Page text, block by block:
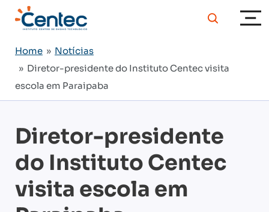
Home » Notícias
» Diretor-presidente do Instituto Centec visita
escola em Paraipaba
Diretor-presidente
do Instituto Centec
visita escola em